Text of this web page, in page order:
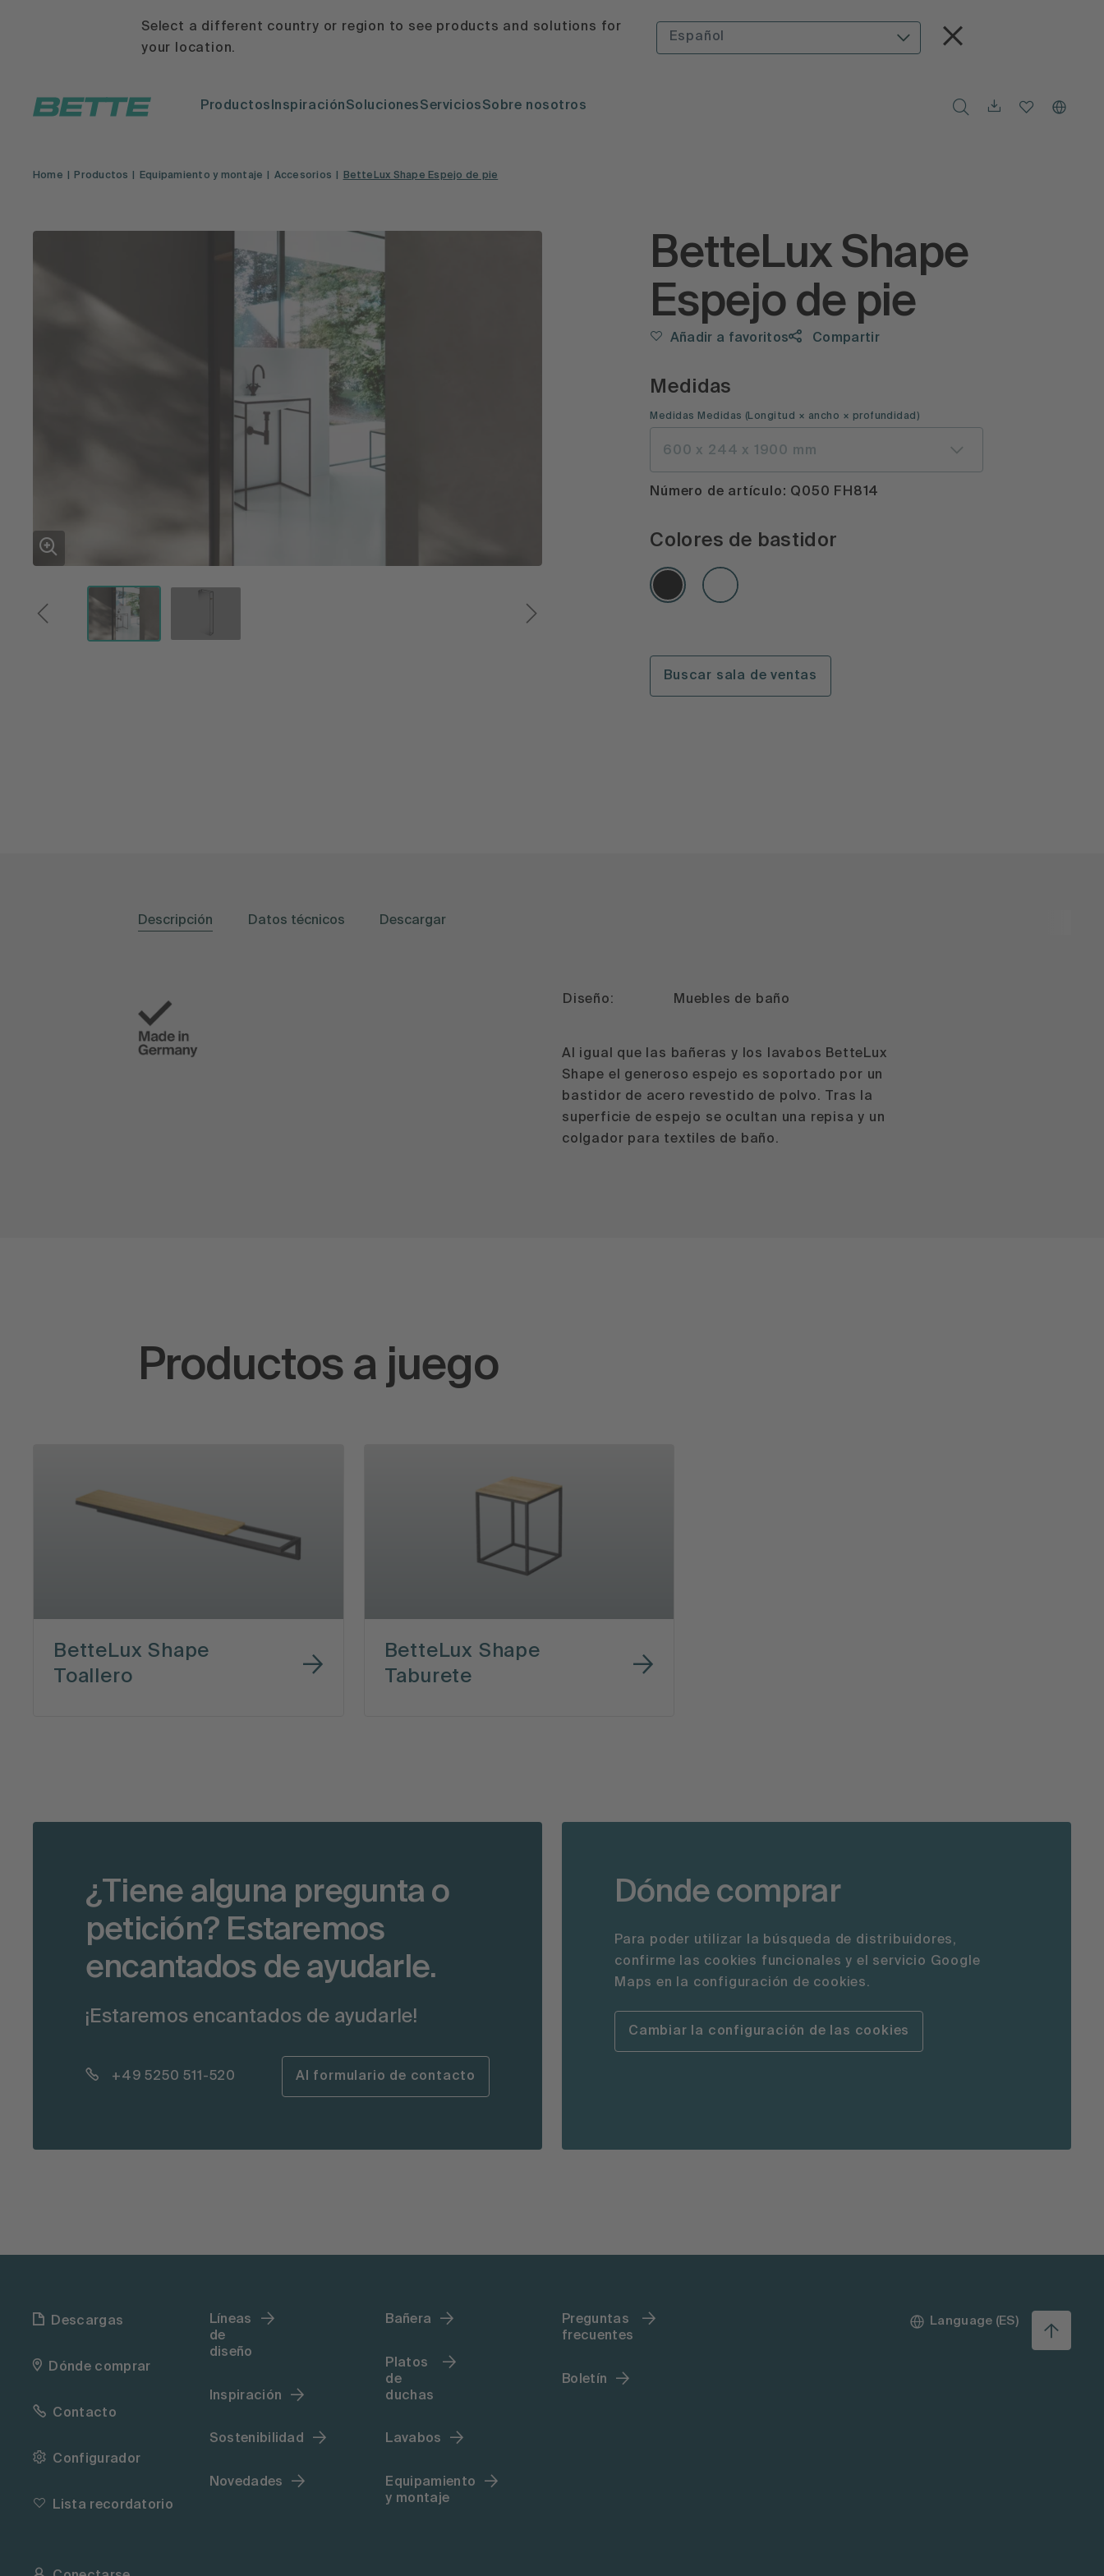
Select a different country or region to see products and solutions for
your location.
Español
ProductosInspiraciónSolucionesServiciosSobre nosotros
Home Productos Equipamiento y montaje Accesorios BetteLux Shape Espejo de pie
BetteLux Shape
Espejo de pie
Añadir a favoritos Compartir
Medidas
Medidas Medidas (Longitud × ancho × profundidad)
600 x 244 x 1900 mm
Número de artículo: Q050 FH814
Colores de bastidor
Buscar sala de ventas
Descripción Datos técnicos Descargar
Diseño: Muebles de baño
Al igual que las bañeras y los lavabos BetteLux
Shape el generoso espejo es soportado por un
bastidor de acero revestido de polvo. Tras la
superficie de espejo se ocultan una repisa y un
colgador para textiles de baño.
Productos a juego
BetteLux Shape
Toallero
BetteLux Shape
Taburete
¿Tiene alguna pregunta o
petición? Estaremos
encantados de ayudarle.
¡Estaremos encantados de ayudarle!
+49 5250 511-520 Al formulario de contacto
Dónde comprar
Para poder utilizar la búsqueda de distribuidores,
confirme las cookies funcionales y el servicio Google
Maps en la configuración de cookies.
Cambiar la configuración de las cookies
Descargas
Dónde comprar
Contacto
Configurador
Lista recordatorio
Líneas
de
diseño
Inspiración
Sostenibilidad
Novedades
Bañera
Platos
de
duchas
Lavabos
Equipamiento
y montaje
Preguntas
frecuentes
Boletín
Language (ES)